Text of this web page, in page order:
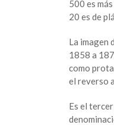
500 es
20 es de
La imagen
1858 a
como
el reverso
Es el